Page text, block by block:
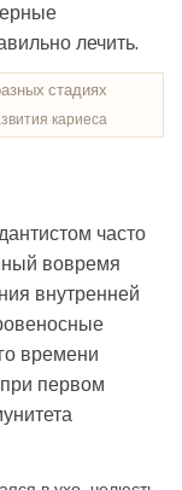
лечить.
кариеса
часто
вовремя
внутренней
времени
первом